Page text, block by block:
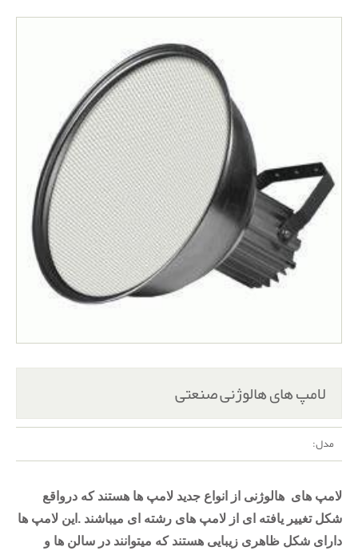
لامپ های هالوژنی صنعتی
مدل:
لامپ های هالوژنی از انواع جدید لامپ ها هستند که درواقع
شکل تغییر یافته ای از لامپ های رشته ای میباشند .این لامپ ها
دارای شکل ظاهری زیبایی هستند که میتوانند در سالن ها و